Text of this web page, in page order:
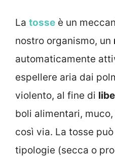
La tosse è un
nostro organismo, un
automaticamente
espellere aria dai
violento, al fine di
boli alimentari,
così via. La tosse
tipologie (secca o